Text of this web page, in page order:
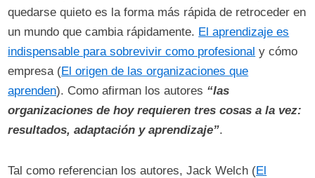
quedarse quieto es la forma más rápida de retroceder en
un mundo que cambia rápidamente. El aprendizaje es
indispensable para sobrevivir como profesional y cómo
empresa (El origen de las organizaciones que
aprenden). Como afirman los autores “las
organizaciones de hoy requieren tres cosas a la vez:
resultados, adaptación y aprendizaje”.
Tal como referencian los autores, Jack Welch (El